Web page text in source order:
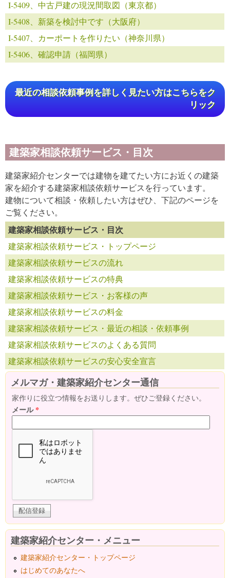
I-5409、中古戸建の現況間取図（東京都）
I-5408、新築を検討中です（大阪府）
I-5407、カーポートを作りたい（神奈川県）
I-5406、確認申請（福岡県）
最近の相談依頼事例を詳しく見たい方はこちらをク
リック
建築家相談依頼サービス・目次
建築家紹介センターでは建物を建てたい方にお近くの建築
家を紹介する建築家相談依頼サービスを行っています。
建物について相談・依頼したい方はぜひ、下記のページを
ご覧ください。
建築家相談依頼サービス・目次
建築家相談依頼サービス・トップページ
建築家相談依頼サービスの流れ
建築家相談依頼サービスの特典
建築家相談依頼サービス・お客様の声
建築家相談依頼サービスの料金
建築家相談依頼サービス・最近の相談・依頼事例
建築家相談依頼サービスのよくある質問
建築家相談依頼サービスの安心安全宣言
メルマガ・建築家紹介センター通信
家作りに役立つ情報をお送りします。ぜひご登録ください。
メール*
建築家紹介センター・メニュー
建築家紹介センター・トップページ
はじめてのあなたへ